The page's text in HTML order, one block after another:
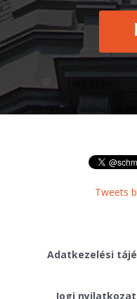
Tweets
Adatkezelési
Jogi nyilatkozat